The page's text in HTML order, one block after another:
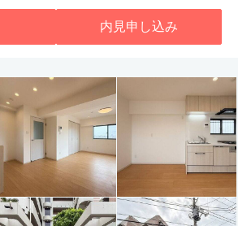
内見申し込み